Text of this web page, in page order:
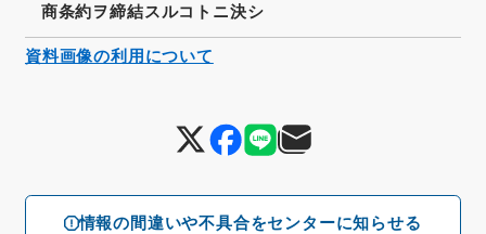
情報の間違いや不具合をセンターに知らせる
商条約ヲ締結スルコトニ決シ
資料画像の利用について